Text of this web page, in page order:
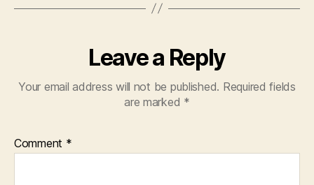
Leave a Reply
Your email address will not be published. Required fields
are marked *
Comment *